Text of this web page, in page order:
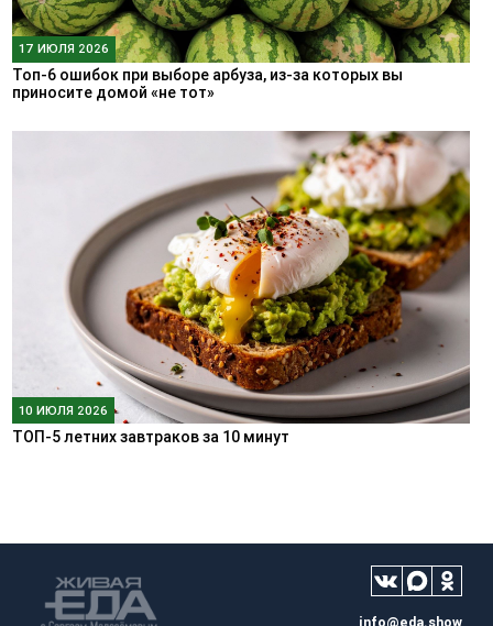
17 ИЮЛЯ 2026
Топ-6 ошибок при выборе арбуза, из-за которых вы
приносите домой «не тот»
10 ИЮЛЯ 2026
ТОП-5 летних завтраков за 10 минут
info@eda.show